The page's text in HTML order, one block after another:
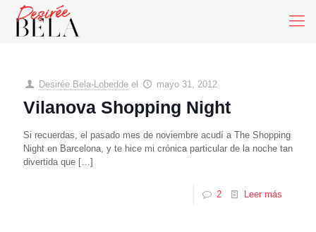
Desirée Bela-Lobedde el mayo 31, 2012
Vilanova Shopping Night
Si recuerdas, el pasado mes de noviembre acudí a The Shopping
Night en Barcelona, y te hice mi crónica particular de la noche tan
divertida que […]
2 Leer más